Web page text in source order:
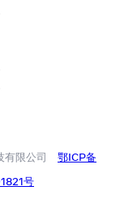
限公司
鄂ICP备
号